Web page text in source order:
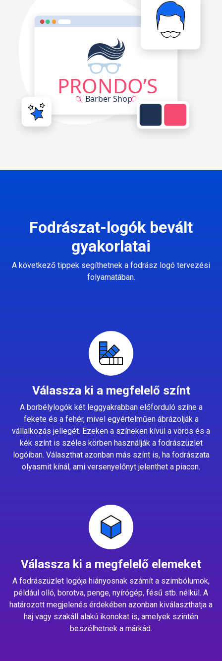
Fodrászat-logók bevált
gyakorlatai
A következő tippek segíthetnek a fodrász logó tervezési
folyamatában.
Válassza ki a megfelelő színt
A borbélylogók két leggyakrabban előforduló színe a
fekete és a fehér, mivel egyértelműen ábrázolják a
vállalkozás jellegét. Ezeken a színeken kívül a vörös és a
kék színt is széles körben használják a fodrászüzlet
logóiban. Választhat azonban más színt is, ha fodrászata
olyasmit kínál, ami versenyelőnyt jelenthet a piacon.
Válassza ki a megfelelő elemeket
A fodrászüzlet logója hiányosnak számít a szimbólumok,
például olló, borotva, penge, nyírógép, fésű stb. nélkül. A
határozott megjelenés érdekében azonban kiválaszthatja a
haj vagy szakáll alakú ikonokat is, amelyek szintén
beszélhetnek a márkád.